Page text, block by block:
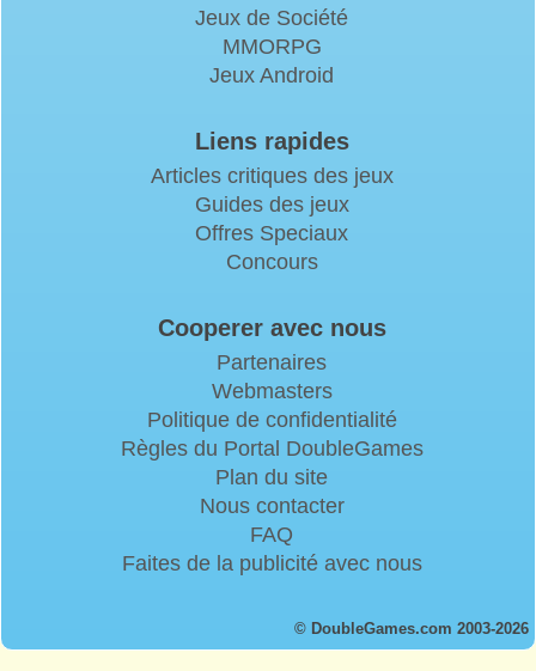
Jeux de Société
MMORPG
Jeux Android
Liens rapides
Articles critiques des jeux
Guides des jeux
Offres Speciaux
Concours
Cooperer avec nous
Partenaires
Webmasters
Politique de confidentialité
Règles du Portal DoubleGames
Plan du site
Nous contacter
FAQ
Faites de la publicité avec nous
© DoubleGames.com 2003-2026